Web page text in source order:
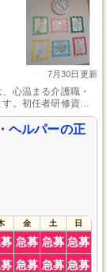
7月30日更新
心温まる介護職・
。初任者研修資格
迎します。安定し
常」を支えるやり
晴らしい介護サー
ヘルパーの正
金 土 日
急募 急募 急募
急募 急募 急募